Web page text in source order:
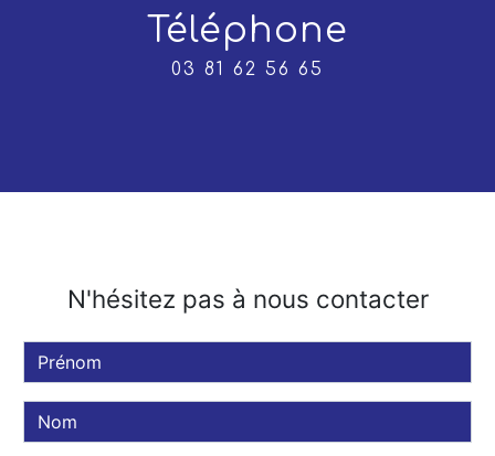
Téléphone
03 81 62 56 65
N'hésitez pas à nous contacter